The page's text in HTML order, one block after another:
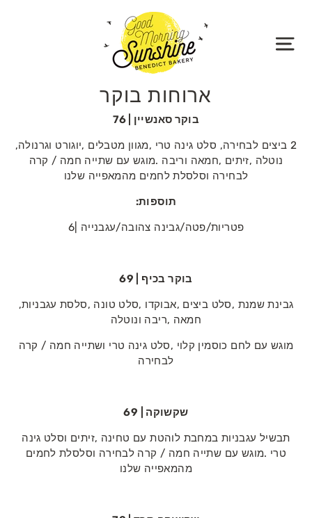
he.general.accessibility.skip_to_content
ארוחות בוקר
בוקר‭ ‬סאנשיין | 76
2 ‭‬ביצים‭ ‬לבחירה, ‬סלט‭ ‬גינה‭ ‬טרי‭, ‬מגוון‭ ‬מטבלים‭, ‬יוגורט‭ ‬וגרנולה‭,
‬לבחירה‭ ‬וסלסלת‭ ‬לחמים‭ ‬מהמאפייה‭ ‬שלנו
תוספות‭:‬
פטריות‭/‬פטה‭/‬גבינה‭ ‬צהובה‭/‬עגבנייה |6
בוקר‭ ‬בכיף | 69
גבינת‭ ‬שמנת‭, ‬סלט‭ ‬ביצים‭, ‬אבוקדו‭, ‬סלט‭ ‬טונה‭, ‬סלסת‭ ‬עגבניות‭,
‬חמאה‭, ‬ריבה‭ ‬ונוטלה
‬לבחירה
שקשוקה | 69
‬מהמאפייה‭ ‬שלנו